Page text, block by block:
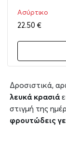
Ασύρτικο
22.50 €
Δροσιστικά,
λευκά κρασιά
στιγμή της
φρουτώδεις
Ασύρτικο